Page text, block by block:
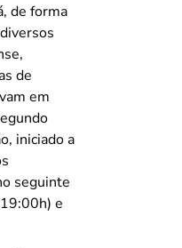
de forma
de
em
iniciado a
seguinte
e